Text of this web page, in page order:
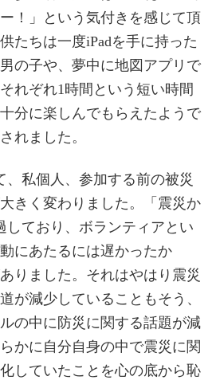
！」という気付きを感じて頂
たちは一度iPadを手に持った
の子や、夢中に地図アプリで
れぞれ1時間という短い時間
分に楽しんでもらえたようで
れました。
、私個人、参加する前の被災
きく変わりました。「震災か
しており、ボランティアとい
にあたるには遅かったか
りました。それはやはり震災
が減少していることもそう、
の中に防災に関する話題が減
かに自分自身の中で震災に関
していたことを心の底から恥